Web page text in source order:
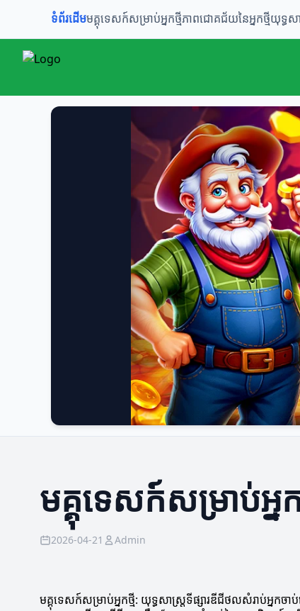
ទំព័រដើមមគ្គុទេសក៍សម្រាប់អ្នកថ្មីភាពជោគជ័យនៃអ្នកថ្មីយុទ្ធស
មគ្គុទេសក៍សម្រាប់អ្ន
2026-04-21 Admin
មគ្គុទេសក៍សម្រាប់អ្នកថ្មី: យុទ្ធសាស្រ្តទីផ្សារឌីជីថលសំរាប់អ្នកចាប់